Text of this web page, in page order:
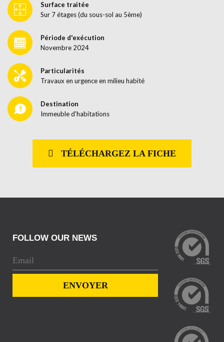
Surface traitée
Sur 7 étages (du sous-sol au 5ème)
Période d'exécution
Novembre 2024
Particularités
Travaux en urgence en milieu habité
Destination
Immeuble d'habitations
TÉLÉCHARGEZ LA FICHE
FOLLOW OUR NEWS